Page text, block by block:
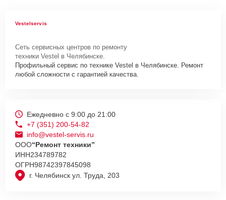
Vestelservis
Сеть сервисных центров по ремонту
техники Vestel в Челябинске.
Профильный сервис по технике Vestel в Челябинске. Ремонт
любой сложности с гарантией качества.
г. Челябинск ул. Труда, 203
Ежедневно с 9:00 до 21:00
+7 (351) 200-54-82
info@vestel-servis.ru
ООО“Ремонт техники”
ИНН234789782
ОГРН98742397845098